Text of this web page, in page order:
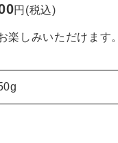
円(税込)
楽しみいただけます。